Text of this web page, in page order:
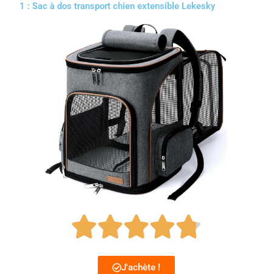
1 : Sac à dos transport chien extensible Lekesky
J'achète !